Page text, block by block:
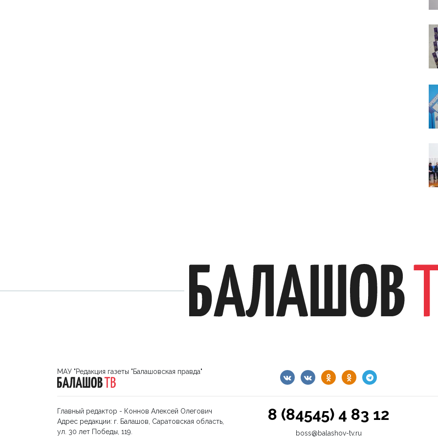
МАУ "Редакция газеты "Балашовская правда"
Главный редактор - Коннов Алексей Олегович
Адрес редакции: г. Балашов, Саратовская область,
ул. 30 лет Победы, 119.
8 (84545) 4 83 12
boss@balashov-tv.ru